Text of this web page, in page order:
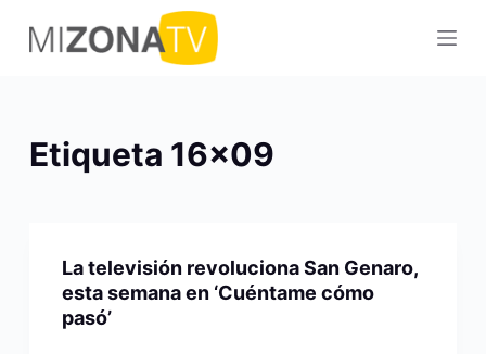
S
a
aEtiqueta 16×09
La televisión revoluciona San Genaro,
esta semana en ‘Cuéntame cómo
pasó’